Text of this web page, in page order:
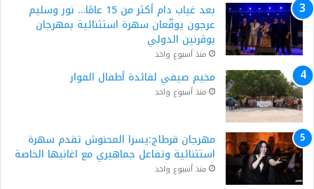
بعد غياب دام أكثر من 15 عامًا… نور وسليم
عرجون يوقّعان سهرة استثنائية بمهرجان
بوڨرنين الدولي
منذ أسبوع واحد
مخيم صيفي لفائدة أطفال الفوار
منذ أسبوع واحد
مهرجان قرطاج:يسرا المحنوش تقدم سهرة
استثنائية وتفاعل جماهيري مع اغانيها الخاصة
منذ أسبوع واحد